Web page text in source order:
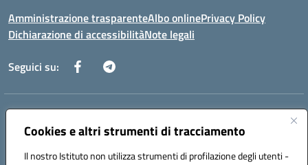
Cookies e altri strumenti di tracciamento
Il nostro Istituto non utilizza strumenti di profilazione degli utenti -
Amministrazione trasparenteAlbo onlinePrivacy Policy
Dichiarazione di accessibilitàNote legali
Seguici su:
Indirizzo:
Centralino:0823904424 Email:ceic8ax00c@istruzione.it